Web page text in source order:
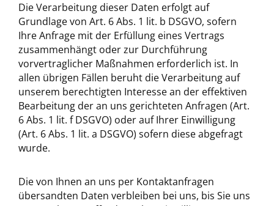
Die Verarbeitung dieser Daten erfolgt auf
Grundlage von Art. 6 Abs. 1 lit. b DSGVO, sofern
Ihre Anfrage mit der Erfüllung eines Vertrags
zusammenhängt oder zur Durchführung
vorvertraglicher Maßnahmen erforderlich ist. In
allen übrigen Fällen beruht die Verarbeitung auf
unserem berechtigten Interesse an der effektiven
Bearbeitung der an uns gerichteten Anfragen (Art.
6 Abs. 1 lit. f DSGVO) oder auf Ihrer Einwilligung
(Art. 6 Abs. 1 lit. a DSGVO) sofern diese abgefragt
wurde.
Die von Ihnen an uns per Kontaktanfragen
übersandten Daten verbleiben bei uns, bis Sie uns